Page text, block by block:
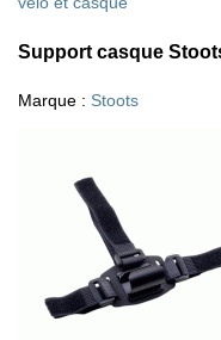
Support casque
Marque : Stoots